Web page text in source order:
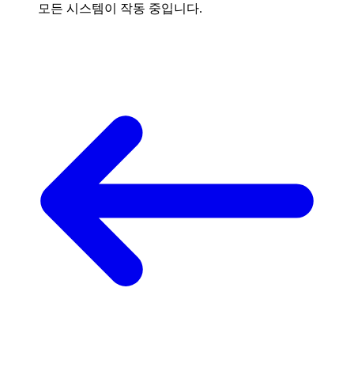
모든 시스템이 작동 중입니다.